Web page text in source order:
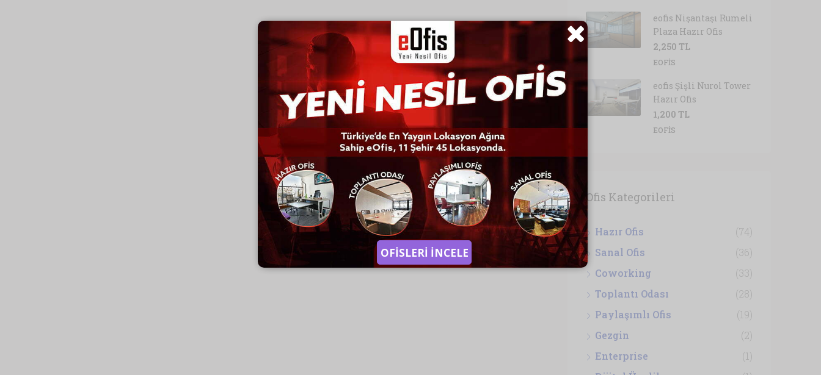
eofis Nişantaşı Rumeli
Plaza Hazır Ofis
2,250 TL
EOFIS
eofis Şişli Nurol Tower
Hazır Ofis
1,200 TL
EOFIS
Ofis Kategorileri
Hazır Ofis
(74)
Sanal Ofis
(36)
Coworking
(33)
Toplantı Odası
(28)
Paylaşımlı Ofis
(19)
Gezgin
(2)
Enterprise
(1)
OFİSLERİ İNCELE